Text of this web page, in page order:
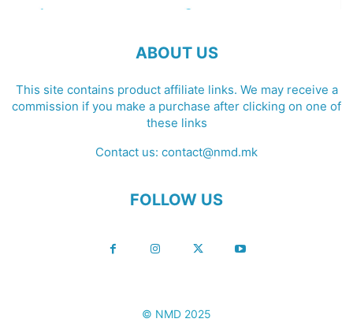
ABOUT US
This site contains product affiliate links. We may receive a
commission if you make a purchase after clicking on one of
these links
Contact us: contact@nmd.mk
FOLLOW US
© NMD 2025